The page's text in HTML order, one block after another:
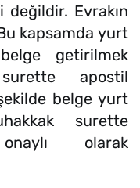
Evrakın
kapsamda yurt
getirilmek
apostil
belge yurt
surette
olarak